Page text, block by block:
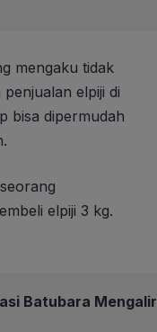
mengaku tidak
elpiji di
bisa dipermudah
elpiji 3 kg.
Batubara Mengalir